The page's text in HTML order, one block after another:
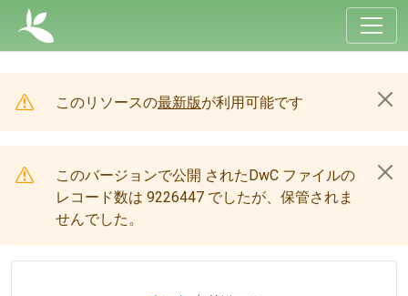
このリソースの最新版が利用可能です
このバージョンで公開 されたDwC ファイルの
レコード数は 9226447 でしたが、保管されま
せんでした。